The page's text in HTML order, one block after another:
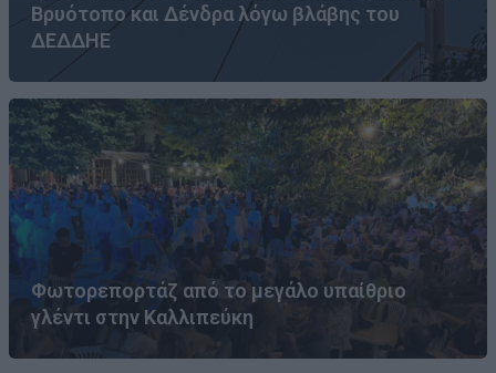
Βρυότοπο και Δένδρα λόγω βλάβης του
ΔΕΔΔΗΕ
Φωτορεπορτάζ από το μεγάλο υπαίθριο
γλέντι στην Καλλιπεύκη